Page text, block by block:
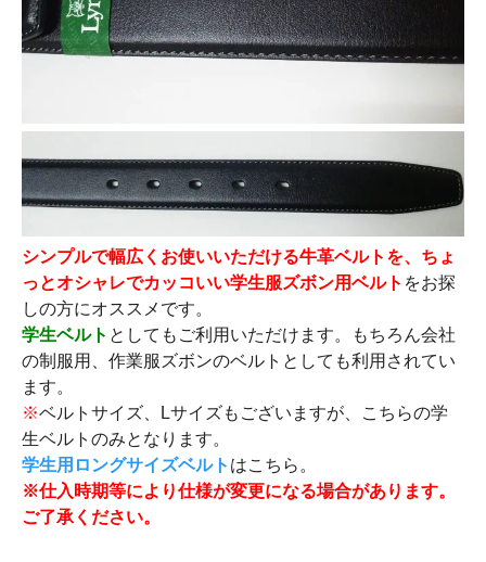
シンプルで幅広くお使いいただける牛革ベルトを、ちょ
っとオシャレでカッコいい学生服ズボン用ベルト をお探
しの方にオススメです。
学生ベルト としてもご利用いただけます。もちろん会社
の制服用、作業服ズボンのベルトとしても利用されてい
ます。
※ベルトサイズ、Lサイズもございますが、こちらの学
生ベルトのみとなります。
学生用ロングサイズベルト はこちら。
※仕入時期等により仕様が変更になる場合があります。
ご了承ください。